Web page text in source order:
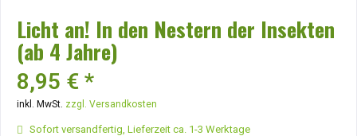
Licht an! In den Nestern der Insekten
(ab 4 Jahre)
8,95 € *
inkl. MwSt. zzgl. Versandkosten
Sofort versandfertig, Lieferzeit ca. 1-3 Werktage